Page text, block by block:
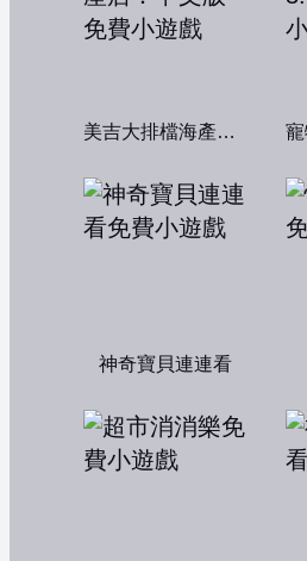
美吉大排檔海產店：中文版
神奇寶貝連連看